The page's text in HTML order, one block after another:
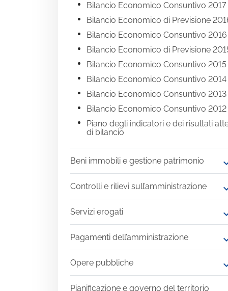
Bilancio Economico Consuntivo 2017
Bilancio Economico di Previsione
Bilancio Economico Consuntivo 2016
Bilancio Economico di Previsione
Bilancio Economico Consuntivo 2015
Bilancio Economico Consuntivo 2014
Bilancio Economico Consuntivo 2013
Bilancio Economico Consuntivo 2012
Piano degli indicatori e dei risultati
di bilancio
Beni immobili e gestione patrimonio
Controlli e rilievi sull’amministrazione
Servizi erogati
Pagamenti dell’amministrazione
Opere pubbliche
Pianificazione e governo del territorio